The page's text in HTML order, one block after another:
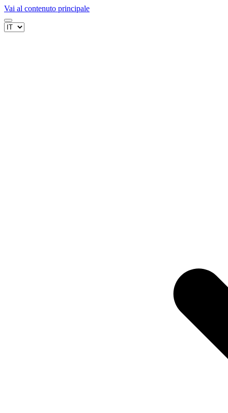
Vai al contenuto principale